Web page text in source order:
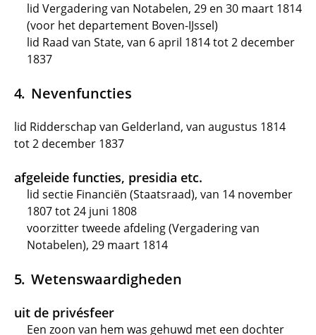
lid Vergadering van Notabelen, 29 en 30 maart 1814
(voor het departement Boven-IJssel)
lid Raad van State, van 6 april 1814 tot 2 december
1837
Nevenfuncties
lid Ridderschap van Gelderland, van augustus 1814
tot 2 december 1837
afgeleide functies, presidia etc.
lid sectie Financiën (Staatsraad), van 14 november
1807 tot 24 juni 1808
voorzitter tweede afdeling (Vergadering van
Notabelen), 29 maart 1814
Wetenswaardigheden
uit de privésfeer
Een zoon van hem was gehuwd met een dochter